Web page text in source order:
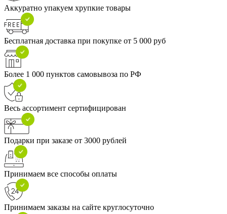
Аккуратно упакуем хрупкие товары
Бесплатная доставка при покупке от 5 000 руб
Более 1 000 пунктов самовывоза по РФ
Весь ассортимент сертифицирован
Подарки при заказе от 3000 рублей
Принимаем все способы оплаты
Принимаем заказы на сайте круглосуточно